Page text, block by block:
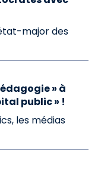
major des
» à
public » !
les médias